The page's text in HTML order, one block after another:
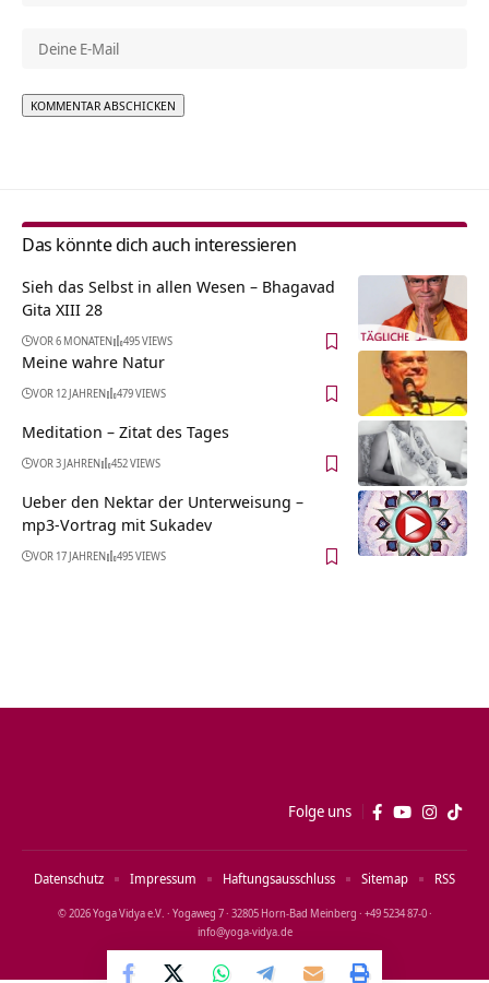
Das könnte dich auch interessieren
Sieh das Selbst in allen Wesen – Bhagavad
Gita XIII 28
VOR 6 MONATEN 495 VIEWS
Meine wahre Natur
VOR 12 JAHREN 479 VIEWS
Meditation – Zitat des Tages
VOR 3 JAHREN 452 VIEWS
Ueber den Nektar der Unterweisung –
mp3-Vortrag mit Sukadev
VOR 17 JAHREN 495 VIEWS
Folge uns
© 2026 Yoga Vidya e.V. · Yogaweg 7 · 32805 Horn‑Bad Meinberg · +49 5234 87‑0 ·
info@yoga‑vidya.de
Datenschutz Impressum Haftungsausschluss Sitemap RSS